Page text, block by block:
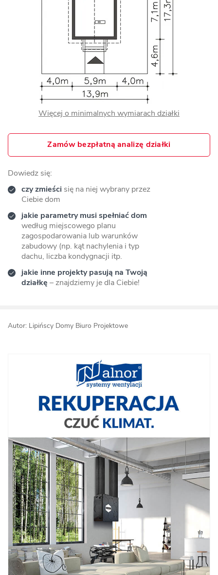
Więcej o minimalnych wymiarach działki
Zamów bezpłatną analizę działki
Dowiedz się:
czy zmieści się na niej wybrany przez
Ciebie dom
jakie parametry musi spełniać dom
według miejscowego planu
zagospodarowania lub warunków
zabudowy (np. kąt nachylenia i typ
dachu, liczba kondygnacji itp.
jakie inne projekty pasują na Twoją
działkę – znajdziemy je dla Ciebie!
Autor: Lipińscy Domy Biuro Projektowe